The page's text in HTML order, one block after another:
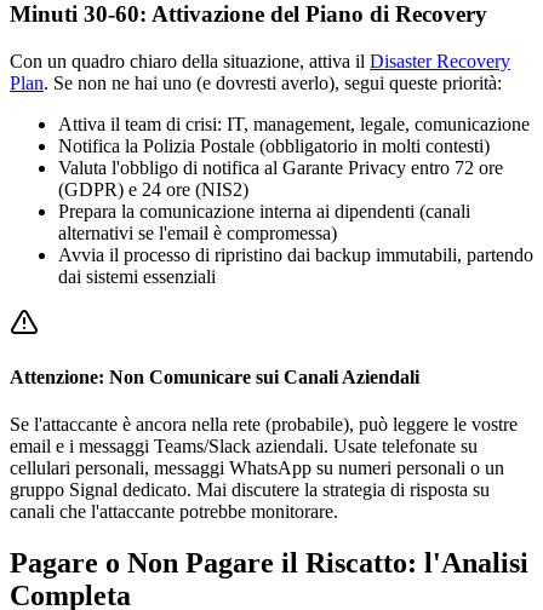
Minuti 30-60: Attivazione del Piano di Recovery
Con un quadro chiaro della situazione, attiva il Disaster Recovery
Plan. Se non ne hai uno (e dovresti averlo), segui queste priorità:
Attiva il team di crisi: IT, management, legale, comunicazione
Notifica la Polizia Postale (obbligatorio in molti contesti)
Valuta l'obbligo di notifica al Garante Privacy entro 72 ore
(GDPR) e 24 ore (NIS2)
Prepara la comunicazione interna ai dipendenti (canali
alternativi se l'email è compromessa)
Avvia il processo di ripristino dai backup immutabili, partendo
dai sistemi essenziali
Attenzione: Non Comunicare sui Canali Aziendali
Se l'attaccante è ancora nella rete (probabile), può leggere le vostre
email e i messaggi Teams/Slack aziendali. Usate telefonate su
cellulari personali, messaggi WhatsApp su numeri personali o un
gruppo Signal dedicato. Mai discutere la strategia di risposta su
canali che l'attaccante potrebbe monitorare.
Pagare o Non Pagare il Riscatto: l'Analisi
Completa